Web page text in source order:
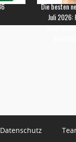
Die besten
Juli 2026:
Datenschutz